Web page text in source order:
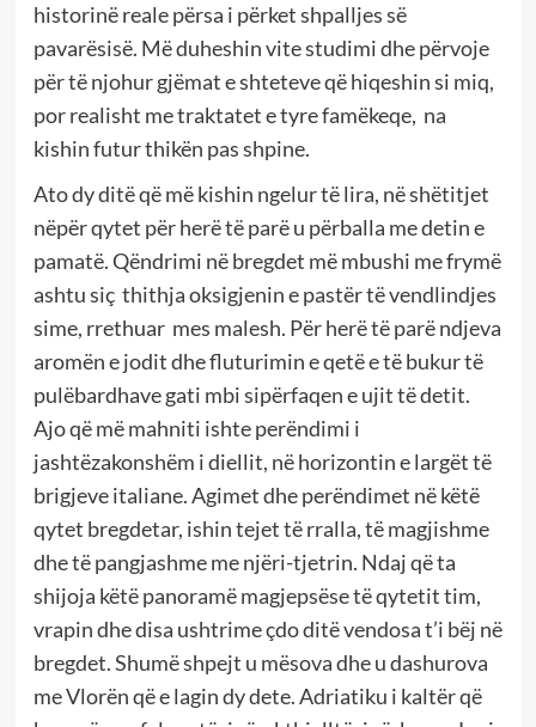
historinë reale përsa i përket shpalljes së
pavarësisë. Më duheshin vite studimi dhe përvoje
për të njohur gjëmat e shteteve që hiqeshin si miq,
por realisht me traktatet e tyre famëkeqe, na
kishin futur thikën pas shpine.
Ato dy ditë që më kishin ngelur të lira, në shëtitjet
nëpër qytet për herë të parë u përballa me detin e
pamatë. Qëndrimi në bregdet më mbushi me frymë
ashtu siç thithja oksigjenin e pastër të vendlindjes
sime, rrethuar mes malesh. Për herë të parë ndjeva
aromën e jodit dhe fluturimin e qetë e të bukur të
pulëbardhave gati mbi sipërfaqen e ujit të detit.
Ajo që më mahniti ishte perëndimi i
jashtëzakonshëm i diellit, në horizontin e largët të
brigjeve italiane. Agimet dhe perëndimet në këtë
qytet bregdetar, ishin tejet të rralla, të magjishme
dhe të pangjashme me njëri-tjetrin. Ndaj që ta
shijoja këtë panoramë magjepsëse të qytetit tim,
vrapin dhe disa ushtrime çdo ditë vendosa t’i bëj në
bregdet. Shumë shpejt u mësova dhe u dashurova
me Vlorën që e lagin dy dete. Adriatiku i kaltër që